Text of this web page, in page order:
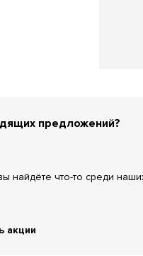
предложений?
найдёте что-то среди
акции